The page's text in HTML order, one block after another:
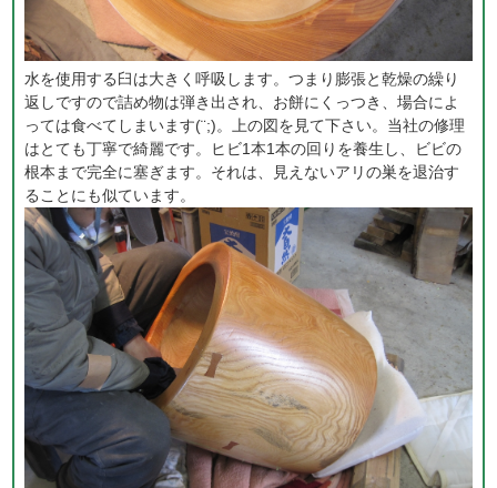
水を使用する臼は大きく呼吸します。つまり膨張と乾燥の繰り
返しですので詰め物は弾き出され、お餅にくっつき、場合によ
っては食べてしまいます(¨;)。上の図を見て下さい。当社の修理
はとても丁寧で綺麗です。ヒビ1本1本の回りを養生し、ビビの
根本まで完全に塞ぎます。それは、見えないアリの巣を退治す
ることにも似ています。